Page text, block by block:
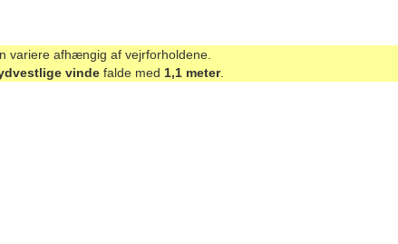
variere afhængig af vejrforholdene.
vinde falde med 1,1 meter.